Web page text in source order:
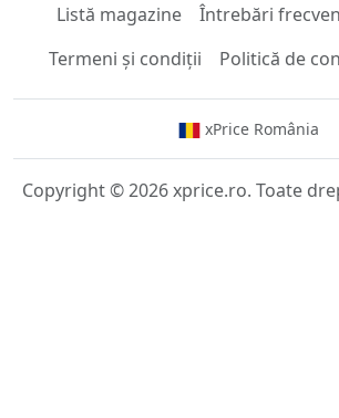
Listă magazine Întrebări
Termeni și condiții
Politică de
xPrice România
Copyright © 2026 xprice.ro. Toate